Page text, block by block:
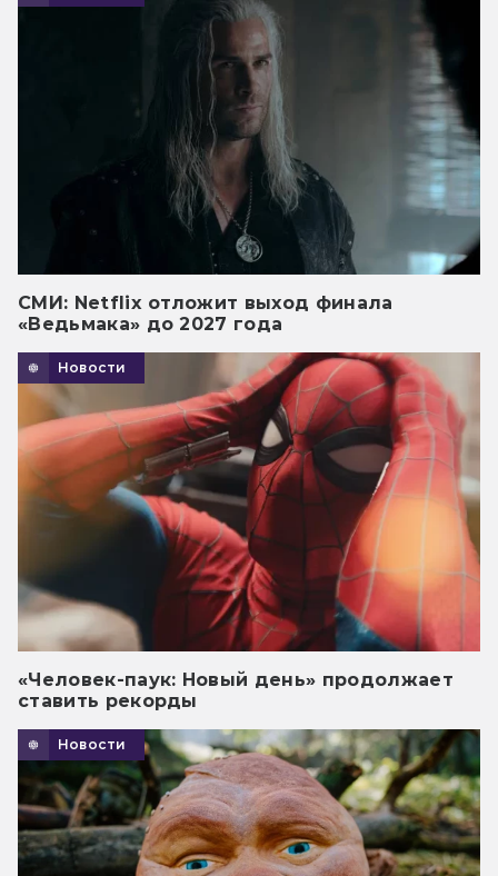
СМИ: Netflix отложит выход финала
«Ведьмака» до 2027 года
Новости
«Человек-паук: Новый день» продолжает
ставить рекорды
Новости